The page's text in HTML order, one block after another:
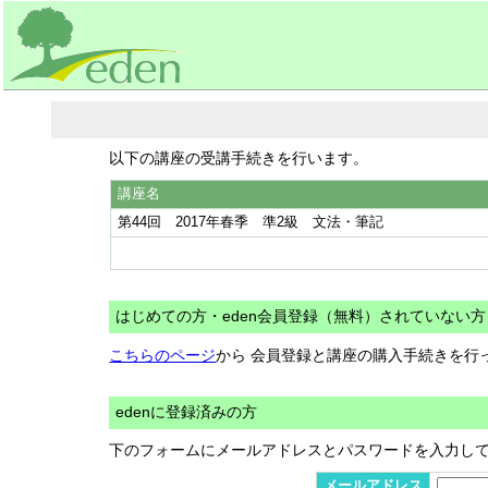
以下の講座の受講手続きを行います。
講座名
第44回 2017年春季 準2級 文法・筆記
はじめての方・eden会員登録（無料）されていない方
こちらのページから 会員登録と講座の購入手続きを行
edenに登録済みの方
下のフォームにメールアドレスとパスワードを入力し